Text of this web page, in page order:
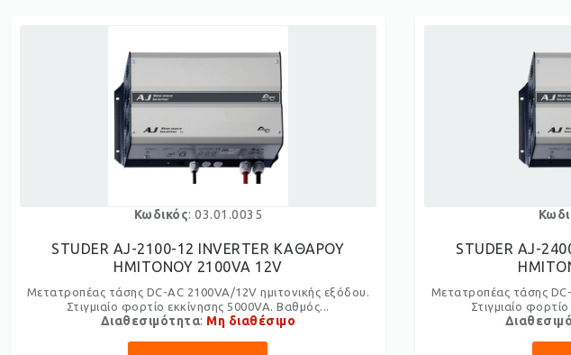
Κωδικός: 03.01.0035
STUDER AJ-2100-12 INVERTER ΚΑΘΑΡΟΥ
ΗΜΙΤΟΝΟΥ 2100VA 12V
Μετατροπέας τάσης DC-AC 2100VA/12V ημιτονικής εξόδου.
Στιγμιαίο φορτίο εκκίνησης 5000VA. Βαθμός...
Διαθεσιμότητα: Μη διαθέσιμο
STUDER AJ-
Μετατροπέας τάσης
Στιγμιαίο